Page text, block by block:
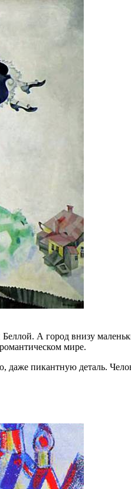
А город внизу
мире.
даже пикантную деталь.